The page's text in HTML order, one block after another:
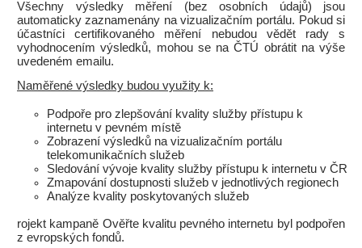
Všechny výsledky měření (bez osobních údajů) jsou
automaticky zaznamenány na vizualizačním portálu. Pokud si
účastníci certifikovaného měření nebudou vědět rady s
vyhodnocením výsledků, mohou se na ČTÚ obrátit na výše
uvedeném emailu.
Naměřené výsledky budou využity k:
Podpoře pro zlepšování kvality služby přístupu k
internetu v pevném místě
Zobrazení výsledků na vizualizačním portálu
telekomunikačních služeb
Sledování vývoje kvality služby přístupu k internetu v ČR
Zmapování dostupnosti služeb v jednotlivých regionech
Analýze kvality poskytovaných služeb
rojekt kampaně Ověřte kvalitu pevného internetu byl podpořen
z evropských fondů.